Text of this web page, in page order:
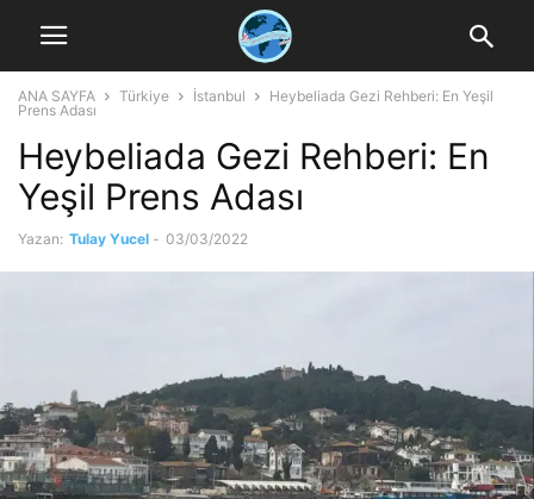
ANA SAYFA Türkiye İstanbul
Heybeliada Gezi Rehberi: En Yeşil
Prens Adası
Heybeliada Gezi Rehberi: En
Yeşil Prens Adası
Yazan: Tulay Yucel - 03/03/2022